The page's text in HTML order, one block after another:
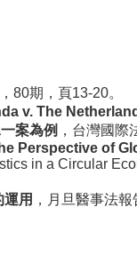
80期，頁13-20。
v. The
一案為例 ，台灣國際
Perspective of
in a Circular
用 ，月旦醫事法